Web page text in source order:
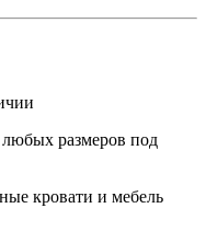
размеров под
кровати и мебель